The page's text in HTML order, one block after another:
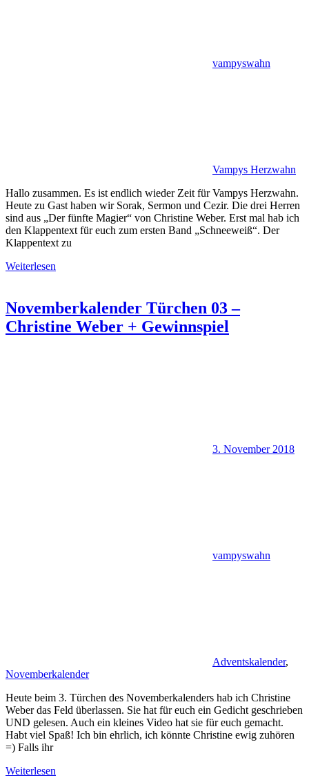
vampyswahn
Vampys Herzwahn
Hallo zusammen. Es ist endlich wieder Zeit für Vampys Herzwahn.
Heute zu Gast haben wir Sorak, Sermon und Cezir. Die drei Herren
sind aus „Der fünfte Magier“ von Christine Weber. Erst mal hab ich
den Klappentext für euch zum ersten Band „Schneeweiß“. Der
Klappentext zu
Weiterlesen
Novemberkalender Türchen 03 –
Christine Weber + Gewinnspiel
3. November 2018
vampyswahn
Adventskalender,
Novemberkalender
Heute beim 3. Türchen des Novemberkalenders hab ich Christine
Weber das Feld überlassen. Sie hat für euch ein Gedicht geschrieben
UND gelesen. Auch ein kleines Video hat sie für euch gemacht.
Habt viel Spaß! Ich bin ehrlich, ich könnte Christine ewig zuhören
=) Falls ihr
Weiterlesen